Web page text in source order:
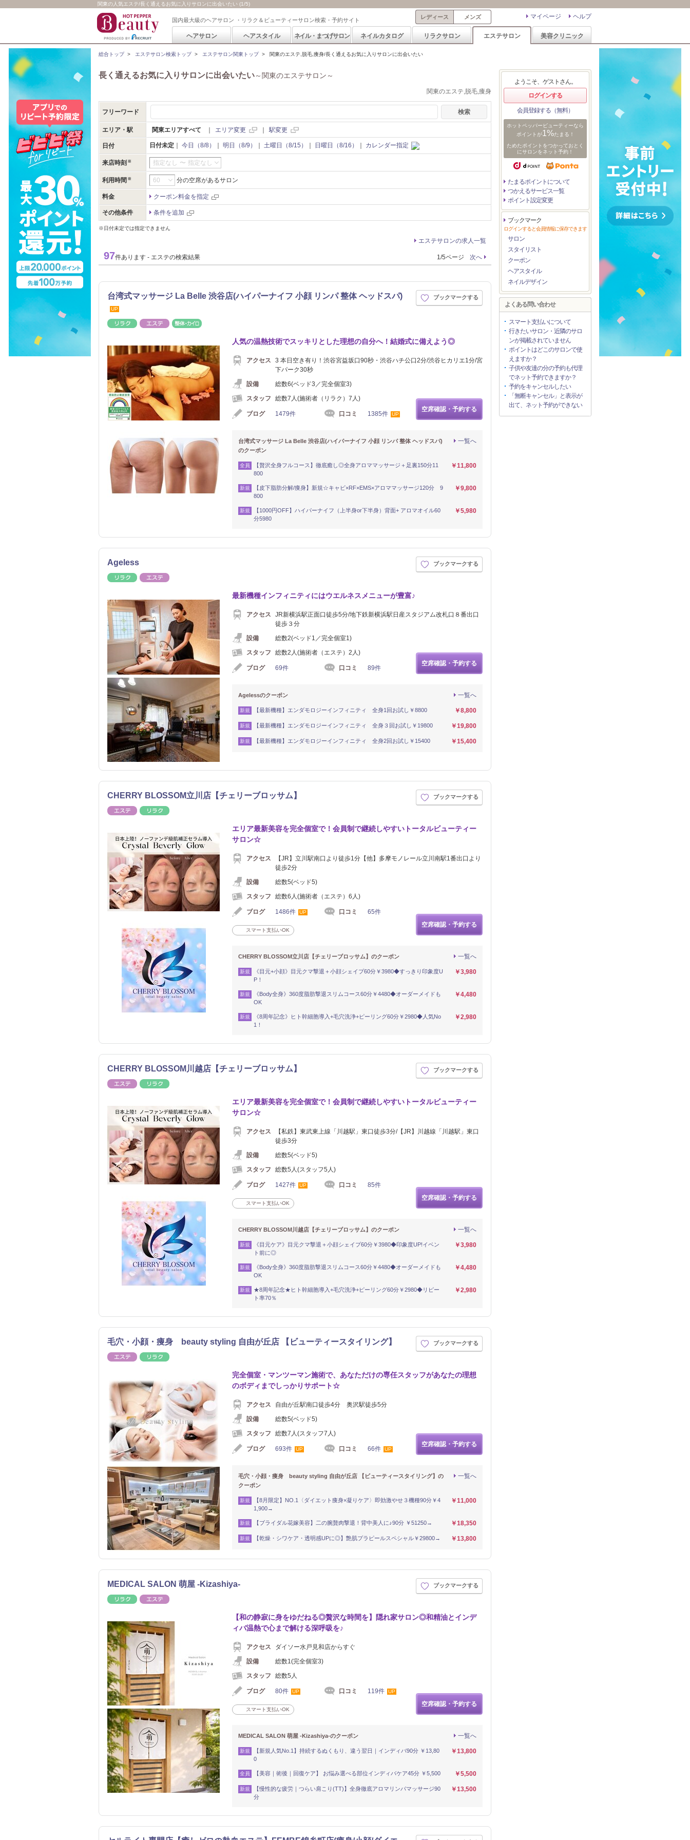
関東の人気エステ/長く通えるお気に入りサロンに出会いたい (1/5)
国内最大級のヘアサロン ・リラク＆ビューティーサロン検索・予約サイト ヘルプ
マイページ
レディース メンズ
ヘアサロン ヘアスタイル ネイル・まつげサロン ネイルカタログ リラクサロン エステサロン 美容クリニック
総合トップ> エステサロン検索トップ> エステサロン関東トップ> 関東のエステ,脱毛,痩身/長く通えるお気に入りサロンに出会いたい
長く通えるお気に入りサロンに出会いたい～関東のエステサロン～
関東のエステ,脱毛,痩身
フリーワード
エリア・駅 関東エリアすべて エリア変更 駅変更
日付 日付未定 今日（8/8） 明日（8/9） 土曜日（8/15） 日曜日（8/16） カレンダー指定
来店時刻 指定なし 〜 指定なし
利用時間 分の空席があるサロン
料金 クーポン料金を指定
その他条件 条件を追加
※日付未定では指定できません
エステサロンの求人一覧
97件あります - エステの検索結果 1/5ページ 次へ
台湾式マッサージ La Belle 渋谷店(ハイパーナイフ 小顔 リンパ 整体 ヘッドスパ)
UP
リラク エステ
ブックマークする
人気の温熱技術でスッキリとした理想の自分へ！結婚式に備えよう◎
アクセス
3 本日空き有り！渋谷宮益坂口90秒・渋谷ハチ公口2分/渋谷ヒカリエ1分/宮
下パーク30秒
設備
総数6(ベッド3／完全個室3)
スタッフ
総数7人(施術者（リラク）7人)
ブログ 1479件 口コミ 1385件 UP
空席確認・予約する
一覧へ
台湾式マッサージ La Belle 渋谷店(ハイパーナイフ 小顔 リンパ 整体 ヘッドスパ)
のクーポン
全員
【贅沢全身フルコース】徹底癒し◎全身アロママッサージ＋足裏150分11
800
￥11,800
新規
【皮下脂肪分解/痩身】新規☆キャビ×RF×EMS×アロママッサージ120分 9
800
￥9,800
新規
【1000円OFF】ハイパーナイフ（上半身or下半身）背面+ アロマオイル60
分5980
￥5,980
Ageless
リラク
ブックマークする
最新機種インフィニティにはウエルネスメニューが豊富♪
アクセス
JR新横浜駅正面口徒歩5分/地下鉄新横浜駅日産スタジアム改札口８番出口
徒歩３分
設備
総数2(ベッド1／完全個室1)
スタッフ
総数2人(施術者（エステ）2人)
ブログ 69件 口コミ 89件
空席確認・予約する
一覧へ
Agelessのクーポン
新規 【最新機種】エンダモロジーインフィニティ 全身1回お試し￥8800 ￥8,800
新規 【最新機種】エンダモロジーインフィニティ 全身３回お試し￥19800 ￥19,800
新規 【最新機種】エンダモロジーインフィニティ 全身2回お試し￥15400 ￥15,400
CHERRY BLOSSOM立川店【チェリーブロッサム】
エステ
ブックマークする
エリア最新美容を完全個室で！会員制で継続しやすいトータルビューティー
サロン☆
アクセス
【JR】立川駅南口より徒歩1分【他】多摩モノレール立川南駅1番出口より
徒歩2分
設備
総数5(ベッド5)
スタッフ
総数6人(施術者（エステ）6人)
ブログ 1486件 UP 口コミ 65件
スマート支払いOK
空席確認・予約する
一覧へ
CHERRY BLOSSOM立川店【チェリーブロッサム】のクーポン
新規
《目元+小顔》目元クマ撃退＋小顔シェイプ60分￥3980◆すっきり印象度U
P！
￥3,980
新規
《Body全身》360度脂肪撃退スリムコース60分￥4480◆オーダーメイドも
OK
￥4,480
新規
《8周年記念》ヒト幹細胞導入+毛穴洗浄+ピーリング60分￥2980◆人気No
1！
￥2,980
CHERRY BLOSSOM川越店【チェリーブロッサム】
エステ
ブックマークする
エリア最新美容を完全個室で！会員制で継続しやすいトータルビューティー
サロン☆
アクセス
【私鉄】東武東上線「川越駅」東口徒歩3分/【JR】川越線「川越駅」東口
徒歩3分
設備
総数5(ベッド5)
スタッフ
総数5人(スタッフ5人)
ブログ 1427件 UP 口コミ 85件
スマート支払いOK
空席確認・予約する
一覧へ
CHERRY BLOSSOM川越店【チェリーブロッサム】のクーポン
新規
《目元ケア》目元クマ撃退＋小顔シェイプ60分￥3980◆印象度UP!イベン
ト前に◎
￥3,980
新規
《Body全身》360度脂肪撃退スリムコース60分￥4480◆オーダーメイドも
OK
￥4,480
新規
★8周年記念★ヒト幹細胞導入+毛穴洗浄+ピーリング60分￥2980◆リピー
ト率70％
￥2,980
毛穴・小顔・痩身 beauty styling 自由が丘店 【ビューティースタイリング】
エステ
ブックマークする
完全個室・マンツーマン施術で、あなただけの専任スタッフがあなたの理想
のボディまでしっかりサポート☆
アクセス
自由が丘駅南口徒歩4分 奥沢駅徒歩5分
設備
総数5(ベッド5)
スタッフ
総数7人(スタッフ7人)
ブログ 693件 UP 口コミ 66件 UP
空席確認・予約する
一覧へ
毛穴・小顔・痩身 beauty styling 自由が丘店 【ビューティースタイリング】の
クーポン
新規
【8月限定】NO.1〈ダイエット痩身×凝りケア〉即効激やせ３機種90分￥4
1,900→
￥11,000
新規 【ブライダル花嫁美容】二の腕贅肉撃退！背中美人に♪90分 ￥51250→ ￥18,350
新規 【乾燥・シワケア・透明感UPに◎】艶肌プラピールスペシャル￥29800→ ￥13,800
MEDICAL SALON 萌屋 -Kizashiya-
リラク
ブックマークする
【和の静寂に身をゆだねる◎贅沢な時間を】隠れ家サロン◎和精油とインデ
ィバ温熱で心まで解ける深呼吸を♪
アクセス
ダイソー水戸見和店からすぐ
設備
総数1(完全個室3)
スタッフ
総数5人
ブログ 80件 UP 口コミ 119件 UP
スマート支払いOK
空席確認・予約する
一覧へ
MEDICAL SALON 萌屋 -Kizashiya-のクーポン
新規
【新規人気No.1】持続するぬくもり、違う翌日｜インディバ90分 ￥13,80
0
￥13,800
全員 【美容｜術後｜回復ケア】 お悩み選べる部位インディバケア45分 ￥5,500 ￥5,500
新規
【慢性的な疲労｜つらい肩こり(TT)】全身徹底アロマリンパマッサージ90
分
￥13,500
ようこそ、ゲストさん。
ログインする
会員登録する（無料）
ホットペッパービューティーなら
ポイントが1%たまる！
ためたポイントをつかっておとく
にサロンをネット予約！
たまるポイントについて
つかえるサービス一覧
ポイント設定変更
ブックマーク
ログインすると会員情報に保存できます
サロン
スタイリスト
クーポン
ヘアスタイル
ネイルデザイン
よくある問い合わせ
スマート支払いについて
行きたいサロン・近隣のサロ
ンが掲載されていません
ポイントはどこのサロンで使
えますか？
子供や友達の分の予約も代理
でネット予約できますか？
予約をキャンセルしたい
「無断キャンセル」と表示が
出て、ネット予約ができない